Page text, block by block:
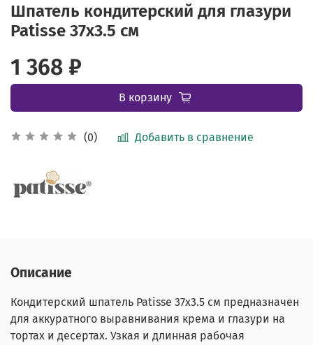
Шпатель кондитерский для глазури
Patisse 37х3.5 см
(0) Добавить в сравнение
1 368 ₽
В корзину
Описание
Кондитерский шпатель Patisse 37х3.5 см предназначен
для аккуратного выравнивания крема и глазури на
тортах и десертах. Узкая и длинная рабочая